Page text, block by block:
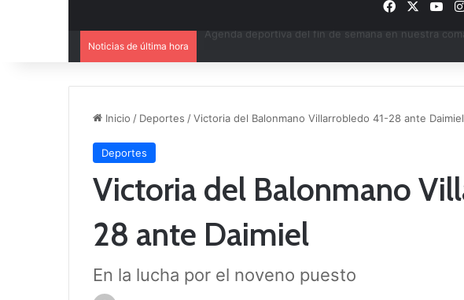
Facebook
Noticias de última hora
Inicio / Deportes /Victoria del Balonmano Villarrobledo 41-28 ante Daimiel
Deportes
Victoria del Balonmano
28 ante Daimiel
En la lucha por el noveno puesto